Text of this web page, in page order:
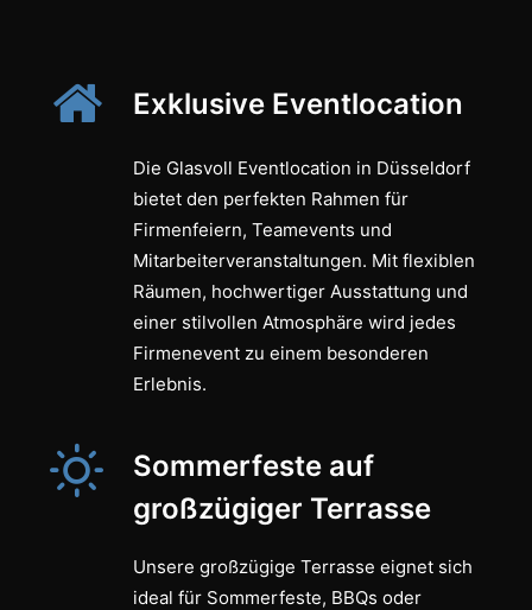
Exklusive Eventlocation
Die Glasvoll Eventlocation in Düsseldorf
bietet den perfekten Rahmen für
Firmenfeiern, Teamevents und
Mitarbeiterveranstaltungen. Mit flexiblen
Räumen, hochwertiger Ausstattung und
einer stilvollen Atmosphäre wird jedes
Firmenevent zu einem besonderen
Erlebnis.
Sommerfeste auf
großzügiger Terrasse
Unsere großzügige Terrasse eignet sich
ideal für Sommerfeste, BBQs oder